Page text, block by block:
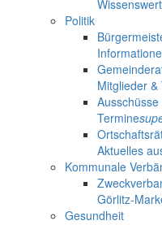
Politik
Mitglieder &
Ausschüsse
Termine
Aktuelles
Kommunale
Görlitz-
Gesundheit